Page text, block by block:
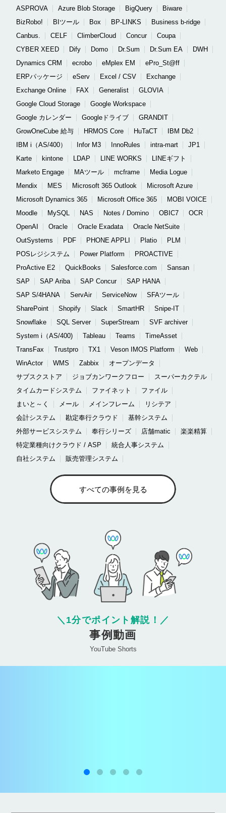
ASPROVA
Azure Blob Storage BigQuery
Biware
BizRobo!
BIツール Box BP-LINKS
Business b-ridge
Canbus.
CELF ClimberCloud Concur
Coupa
CYBER XEED
Dify Domo Dr.Sum Dr.Sum EA
DWH
Dynamics CRM
ecrobo eMplex EM
ePro_St@ff
ERPパッケージ
eServ Excel / CSV
Exchange
Exchange Online
FAX Generalist
GLOVIA
Google Cloud Storage
Google Workspace
Google カレンダー
Googleドライブ
GRANDIT
GrowOneCube 給与
HRMOS Core HuTaCT
IBM Db2
IBM i（AS/400）
Infor M3 InnoRules intra-mart
JP1
Karte
kintone LDAP LINE WORKS
LINEギフト
Marketo Engage
MAツール mcframe
Media Logue
Mendix
MES Microsoft 365 Outlook
Microsoft Azure
Microsoft Dynamics 365
Microsoft Office 365
MOBI VOICE
Moodle
MySQL NAS Notes / Domino OBIC7
OCR
OpenAI
Oracle Oracle Exadata
Oracle NetSuite
OutSystems
PDF PHONE APPLI Platio
PLM
POSレジシステム
Power Platform
PROACTIVE
ProActive E2
QuickBooks Salesforce.com
Sansan
SAP
SAP Ariba SAP Concur
SAP HANA
SAP S/4HANA
ServAir ServiceNow
SFAツール
SharePoint
Shopify Slack SmartHR
Snipe-IT
Snowflake
SQL Server SuperStream
SVF archiver
System i（AS/400)
Tableau Teams
TimeAsset
TransFax
Trustpro TX1 Veson IMOS Platform
Web
WinActor
WMS Zabbix
オープンデータ
サブスクストア
ジョブカンワークフロー
スーパーカクテル
タイムカードシステム
ファイネット
ファイル
まいと～く
メール メインフレーム
リシテア
会計システム
勘定奉行クラウド
基幹システム
外部サービスシステム
奉行シリーズ 店舗matic
楽楽精算
特定業種向けクラウド / ASP
統合人事システム
自社システム
販売管理システム
すべての事例を見る
＼ 1分でポイント解説！ ／
事例動画
YouTube Shorts